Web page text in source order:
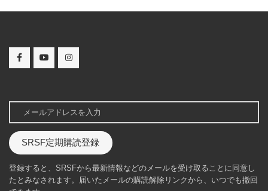
SRSF定期購読登録
登録すると、SRSFから最新情報などのメールを受け取ることに同意し
たとみなされます。届いたメールの購読解除リンクから、いつでも撤回